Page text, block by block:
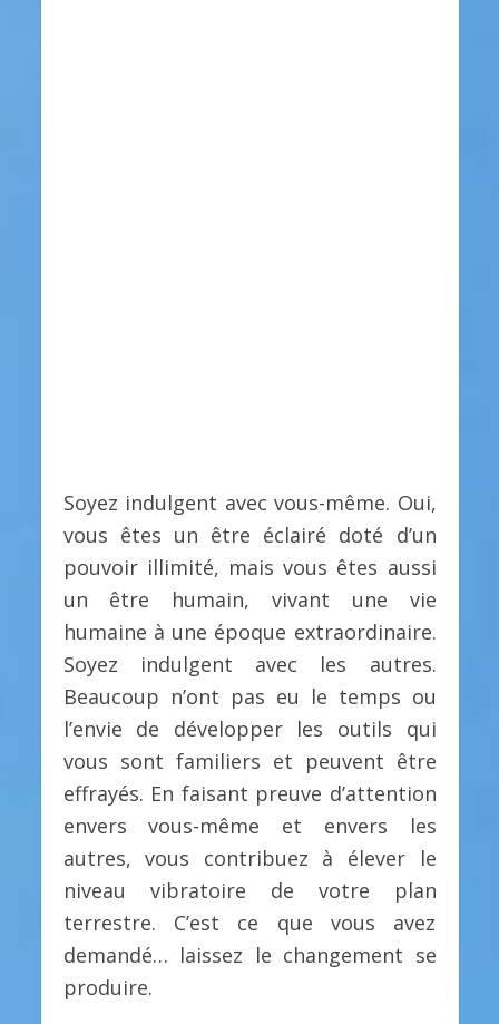
Soyez indulgent avec vous-même. Oui,
vous êtes un être éclairé doté d’un
pouvoir illimité, mais vous êtes aussi
un être humain, vivant une vie
humaine à une époque extraordinaire.
Soyez indulgent avec les autres.
Beaucoup n’ont pas eu le temps ou
l’envie de développer les outils qui
vous sont familiers et peuvent être
effrayés. En faisant preuve d’attention
envers vous-même et envers les
autres, vous contribuez à élever le
niveau vibratoire de votre plan
terrestre. C’est ce que vous avez
demandé… laissez le changement se
produire.